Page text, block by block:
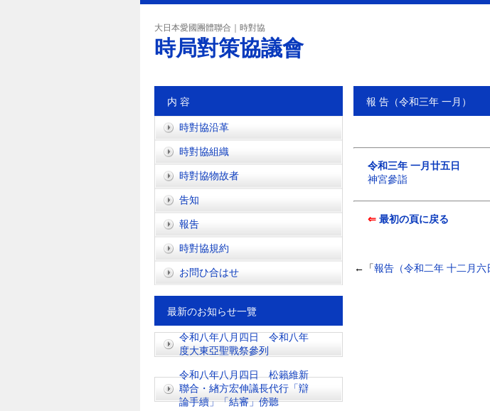
大日本愛國團體聯合｜時對協
時局對策協議會
報 告（令和三年 一月）
令和三年 一月廿五日
神宮參詣
⇐ 最初の頁に戻る
←「報告（令和二年 十二月六
内 容
時對協沿革
時對協組織
時對協物故者
吿知
報吿
時對協規約
お問ひ合はせ
最新のお知らせ一覽
令和八年八月四日 令和八年
度大東亞聖戰祭參列
令和八年八月四日 松籟維新
聯合・緖方宏伸議長代行「辯
論手續」「結審」傍聽